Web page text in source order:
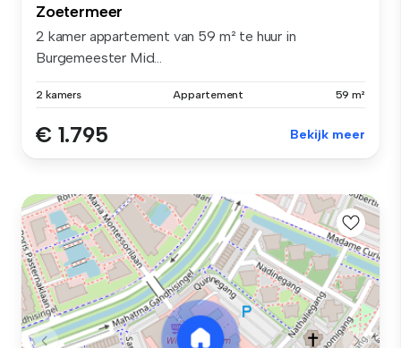
Zoetermeer
2 kamer appartement van 59 m² te huur in
Burgemeester Mid...
2 kamers Appartement 59 m²
€ 1.795 Bekijk meer